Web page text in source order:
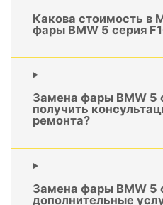
Какова стоимость в
фары BMW 5 серия
Замена фары BMW 5
получить
ремонта?
Замена фары BMW 5
дополнительные